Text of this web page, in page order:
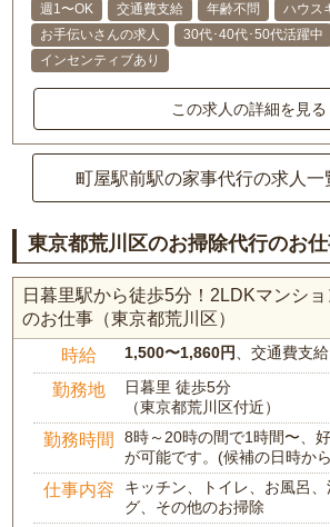
週1〜OK
交通費支給 年齢不問
ハウス
お手伝いさんの求人
30代･40代･50代活躍中
インセンティブあり
この求人の詳細を見る
町屋駅前駅の家事代行の求人一
東京都荒川区のお掃除代行のお
日暮里駅から徒歩5分！2LDKマンシ
のお仕事（東京都荒川区）
時給 1,500〜1,860円 、交通費支
勤務地
日暮里 徒歩5分
（東京都荒川区付近）
勤務時間
8時～20時の間で1時間〜、
が可能です。(候補の日時か
仕事内容
キッチン、トイレ、お風呂
グ、その他のお掃除